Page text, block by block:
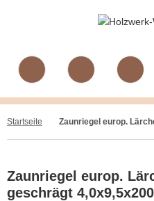
Startseite
Zaunriegel europ.
geschrägt